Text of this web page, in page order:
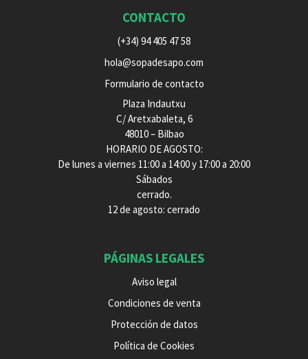
CONTACTO
(+34) 94 405 47 58
hola@sopadesapo.com
Formulario de contacto
Plaza Indautxu
C/ Aretxabaleta, 6
48010 – Bilbao
HORARIO DE AGOSTO:
De lunes a viernes 11:00 a 14:00 y 17:00 a 20:00
Sábados
cerrado.
12 de agosto: cerrado
PÁGINAS LEGALES
Aviso legal
Condiciones de venta
Protección de datos
Política de Cookies